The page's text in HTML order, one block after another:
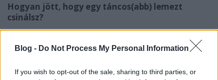
Blog - Do Not Process My Personal Information
If you wish to opt-out of the sale, sharing to third parties, or
Hogyan jött, hogy egy táncos(abb) lemezt
csinálsz?
A korábbi lemezeimnek is az volt a lényege, hogy
ugyanazzal az alapanyaggal, hangokkal
megközelítésből. Ez most is így van, csak a